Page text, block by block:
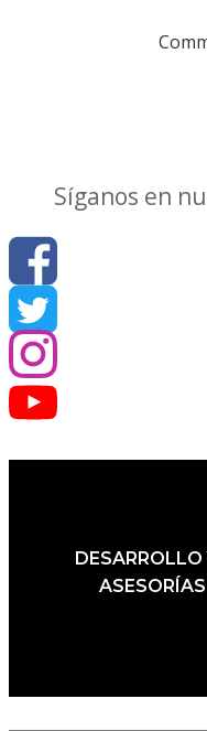
Síganos en
DESARROLLO